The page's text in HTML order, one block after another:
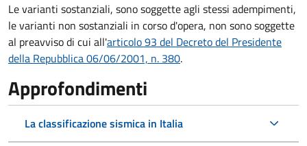
Le varianti sostanziali, sono soggette agli stessi adempimenti,
le varianti non sostanziali in corso d'opera, non sono soggette
al preavviso di cui all'articolo 93 del Decreto del Presidente
della Repubblica 06/06/2001, n. 380.
Approfondimenti
La classificazione sismica in Italia